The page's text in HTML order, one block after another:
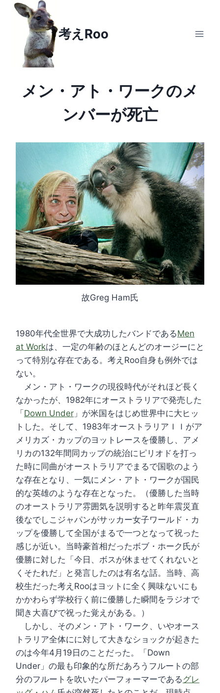
Skip
content
考えRoo
メン・アト・ワークのメ
ンバーが死亡
故Greg Ham氏
1980年代全世界で大成功したバンドであるMen
at Workは、一定の年齢のほとんどのオージーにと
って特別な存在である。考えRoo自身も例外では
ない。
メン・アト・ワークの現役時代がそれほど長く
なかったが、1982年にオーストラリアで発売した
「 Down Under 」が米国をはじめ世界中に大ヒッ
トした。そして、1983年オーストラリアＩＩがア
メリカズ・カップのヨットレースを優勝し、アメ
リカの132年間同カップの統治にピリオドを打っ
た時に同曲がオーストラリアでまるで国歌のよう
な存在となり、一気にメン・アト・ワークが国民
的な英雄のような存在となった。（優勝した当時
のオーストラリア雰囲気を説明すると昨年震災直
後なでしこジャパンがサッカー女子ワールド・カ
ップを優勝して全国がまるで一つとなって祝った
感じが近い。当時豪首相だったボブ・ホーク氏が
優勝に対した「今日、ボスが休ませてくれないと
くそたれだ」と発言したのは有名な話。当時、高
校生だった考えRooはヨットに全く興味ないにも
かかわらず学校行く前に優勝した瞬間をラジオで
聞き大喜びで祝った覚えがある。）
しかし、そのメン・アト・ワーク、いやオース
トラリア全体にに対して大きなショックが起きた
のは今年4月19日のことだった。「Down
Under」の最も印象的な所だあろうフルートの部
分のフルートを吹いたパーフォーマーである グレ